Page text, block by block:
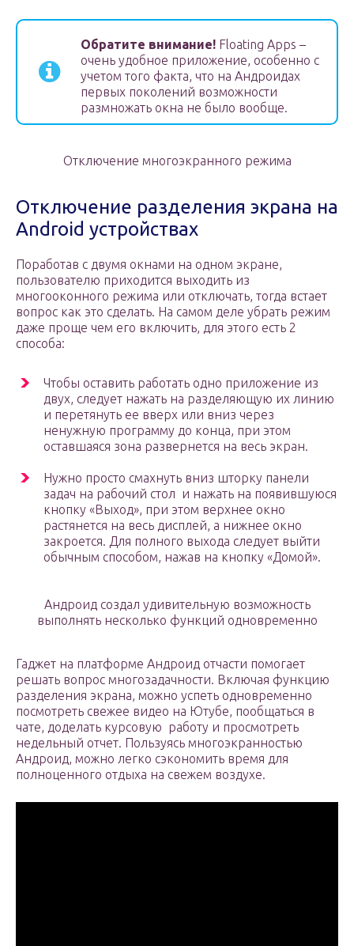
Обратите внимание! Floating Apps –
очень удобное приложение, особенно с
учетом того факта, что на Андроидах
первых поколений возможности
размножать окна не было вообще.
Отключение многоэкранного режима
Отключение разделения экрана на
Android устройствах
Поработав с двумя окнами на одном экране,
пользователю приходится выходить из
многооконного режима или отключать, тогда встает
вопрос как это сделать. На самом деле убрать режим
даже проще чем его включить, для этого есть 2
способа:
Чтобы оставить работать одно приложение из
двух, следует нажать на разделяющую их линию
и перетянуть ее вверх или вниз через
ненужную программу до конца, при этом
оставшаяся зона развернется на весь экран.
Нужно просто смахнуть вниз шторку панели
задач на рабочий стол и нажать на появившуюся
кнопку «Выход», при этом верхнее окно
растянется на весь дисплей, а нижнее окно
закроется. Для полного выхода следует выйти
обычным способом, нажав на кнопку «Домой».
Андроид создал удивительную возможность
выполнять несколько функций одновременно
Гаджет на платформе Андроид отчасти помогает
решать вопрос многозадачности. Включая функцию
разделения экрана, можно успеть одновременно
посмотреть свежее видео на Ютубе, пообщаться в
чате, доделать курсовую работу и просмотреть
недельный отчет. Пользуясь многоэкранностью
Андроид, можно легко сэкономить время для
полноценного отдыха на свежем воздухе.